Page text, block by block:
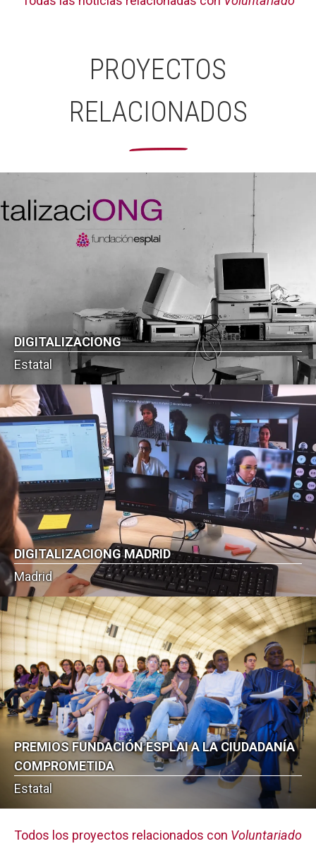
PROYECTOS
RELACIONADOS
DIGITALIZACIONG
Estatal
DIGITALIZACIONG MADRID
Madrid
PREMIOS FUNDACIÓN ESPLAI A LA CIUDADANÍA
COMPROMETIDA
Estatal
Todos los proyectos relacionados con Voluntariado